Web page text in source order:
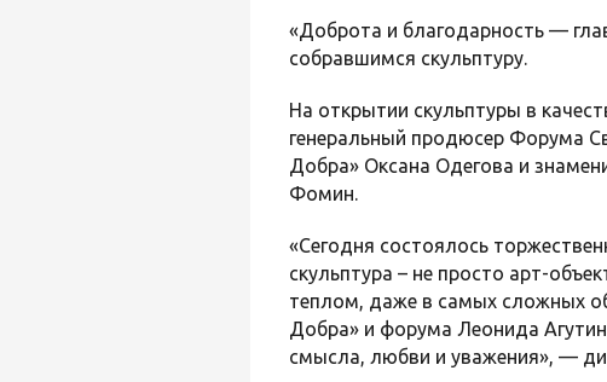
«Доброта и благодарность —
собравшимся скульптуру.
На открытии скульптуры в
генеральный продюсер Форума
Добра» Оксана Одегова и
Фомин.
«Сегодня состоялось
скульптура – не просто арт-
теплом, даже в самых сложных
Добра» и форума Леонида
смысла, любви и уважения», —